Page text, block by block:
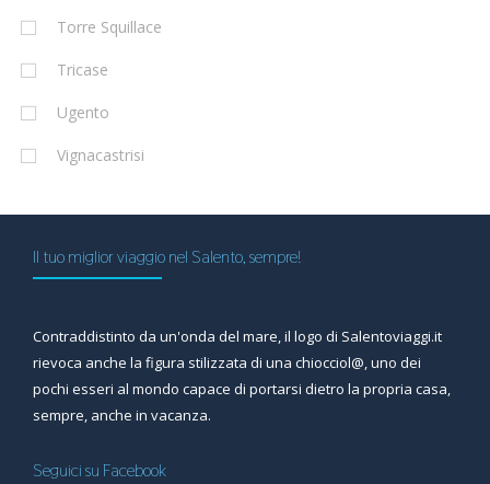
Torre Squillace
Tricase
Ugento
Vignacastrisi
Il tuo miglior viaggio nel Salento, sempre!
Contraddistinto da un'onda del mare, il logo di Salentoviaggi.it
rievoca anche la figura stilizzata di una chiocciol@, uno dei
pochi esseri al mondo capace di portarsi dietro la propria casa,
sempre, anche in vacanza.
Seguici su Facebook